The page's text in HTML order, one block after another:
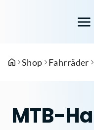
Shop Fahrräder
MTB-